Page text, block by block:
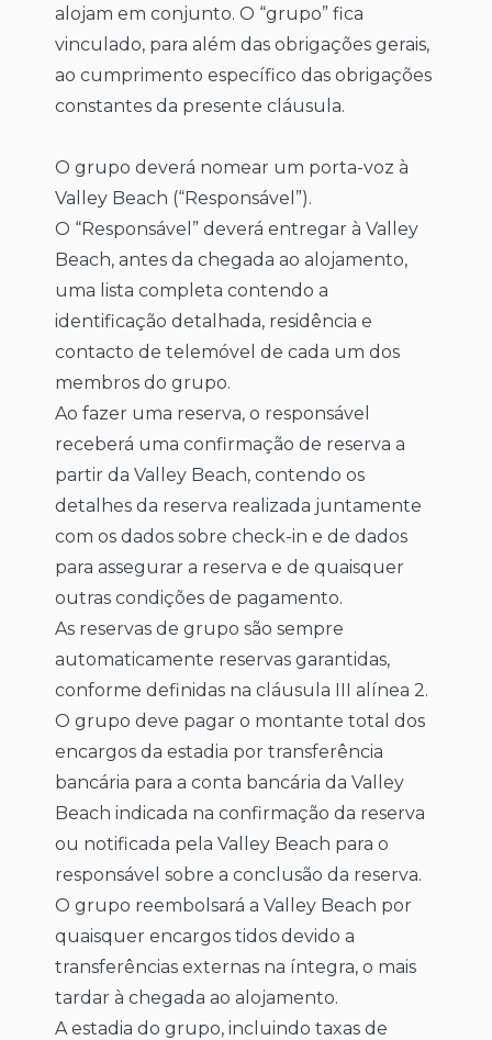
alojam em conjunto. O “grupo” fica
vinculado, para além das obrigações gerais,
ao cumprimento específico das obrigações
constantes da presente cláusula.
O grupo deverá nomear um porta-voz à
Valley Beach (“Responsável”).
O “Responsável” deverá entregar à Valley
Beach, antes da chegada ao alojamento,
uma lista completa contendo a
identificação detalhada, residência e
contacto de telemóvel de cada um dos
membros do grupo.
Ao fazer uma reserva, o responsável
receberá uma confirmação de reserva a
partir da Valley Beach, contendo os
detalhes da reserva realizada juntamente
com os dados sobre check-in e de dados
para assegurar a reserva e de quaisquer
outras condições de pagamento.
As reservas de grupo são sempre
automaticamente reservas garantidas,
conforme definidas na cláusula III alínea 2.
O grupo deve pagar o montante total dos
encargos da estadia por transferência
bancária para a conta bancária da Valley
Beach indicada na confirmação da reserva
ou notificada pela Valley Beach para o
responsável sobre a conclusão da reserva.
O grupo reembolsará a Valley Beach por
quaisquer encargos tidos devido a
transferências externas na íntegra, o mais
tardar à chegada ao alojamento.
A estadia do grupo, incluindo taxas de